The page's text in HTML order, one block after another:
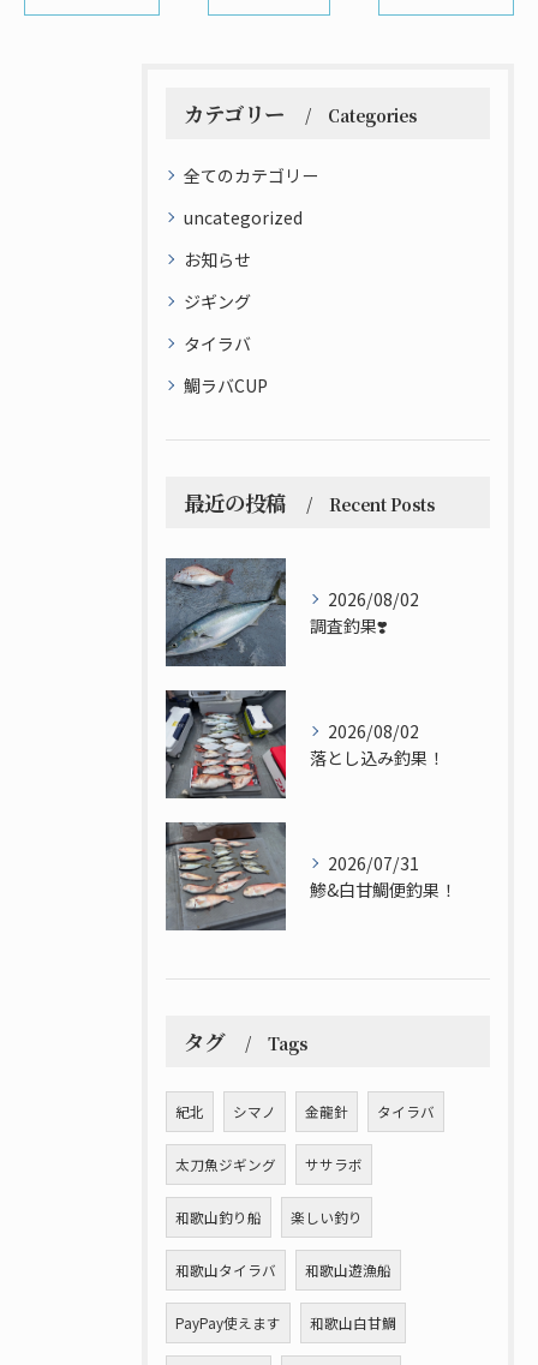
カテゴリー Categories
全てのカテゴリー
uncategorized
お知らせ
ジギング
タイラバ
鯛ラバCUP
最近の投稿 Recent Posts
2026/08/02
調査釣果❣️
2026/08/02
落とし込み釣果！
2026/07/31
鯵&白甘鯛便釣果！
タグ Tags
紀北 シマノ 金龍針 タイラバ
太刀魚ジギング ササラボ
和歌山釣り船 楽しい釣り
和歌山タイラバ 和歌山遊漁船
PayPay使えます 和歌山白甘鯛